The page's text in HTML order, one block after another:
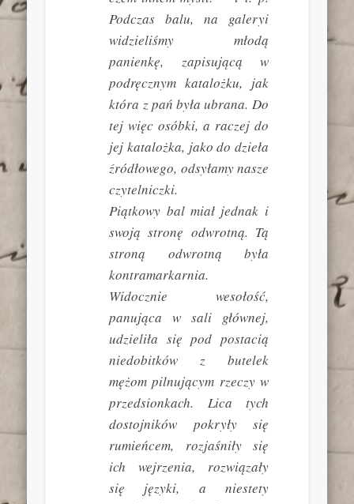
Podczas balu, na galeryi
widzieliśmy młodą
panienkę, zapisującą w
podręcznym katalożku, jak
która z pań była ubrana. Do
tej więc osóbki, a raczej do
jej katalożka, jako do dzieła
źródłowego, odsyłamy nasze
czytelniczki.
Piątkowy bal miał jednak i
swoją stronę odwrotną. Tą
stroną odwrotną była
kontramarkarnia.
Widocznie wesołość,
panująca w sali głównej,
udzieliła się pod postacią
niedobitków z butelek
mężom pilnującym rzeczy w
przedsionkach. Lica tych
dostojników pokryły się
rumieńcem, rozjaśniły się
ich wejrzenia, rozwiązały
się języki, a niestety